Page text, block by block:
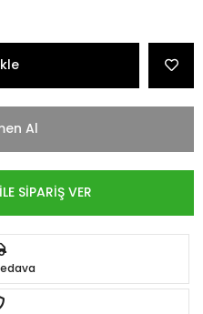
Al
SİPARİŞ VER